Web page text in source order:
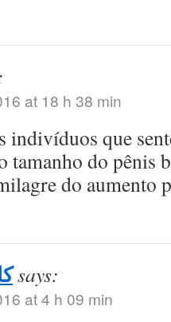
at 18 h 38 min
indivíduos que
tamanho do pênis
do aumento
says:
at 4 h 09 min